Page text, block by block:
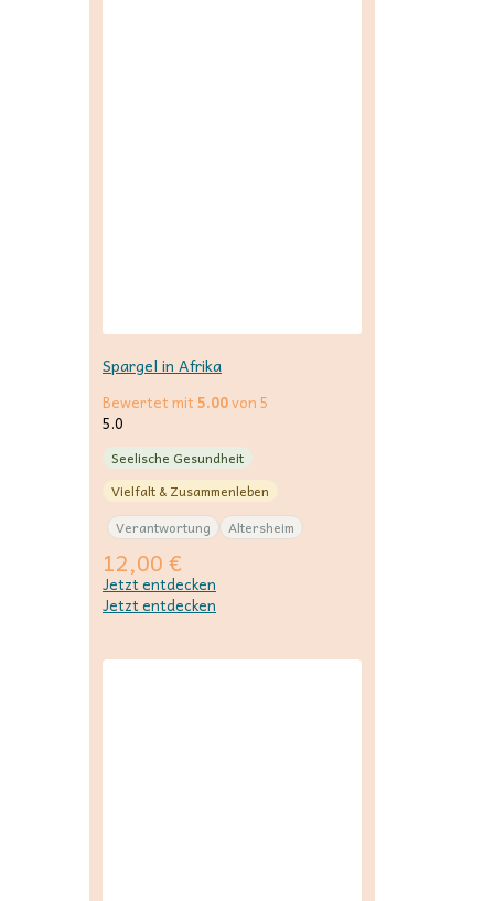
Spargel in Afrika
Bewertet mit5.00von 5
5.0
Seelische Gesundheit
Vielfalt & Zusammenleben
Verantwortung
Altersheim
12,00€
Jetzt entdecken
Jetzt entdecken